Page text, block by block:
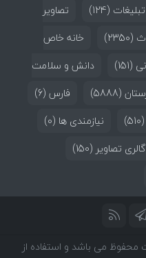
تبلیغات (124)
تصاویر
(2350)
خانه خاص
(151)
دانش و سلامت
(5888) فارس (6)
(510) نیازمندی ها (0)
گالری تصاویر (150)
می باشد و استفاده از